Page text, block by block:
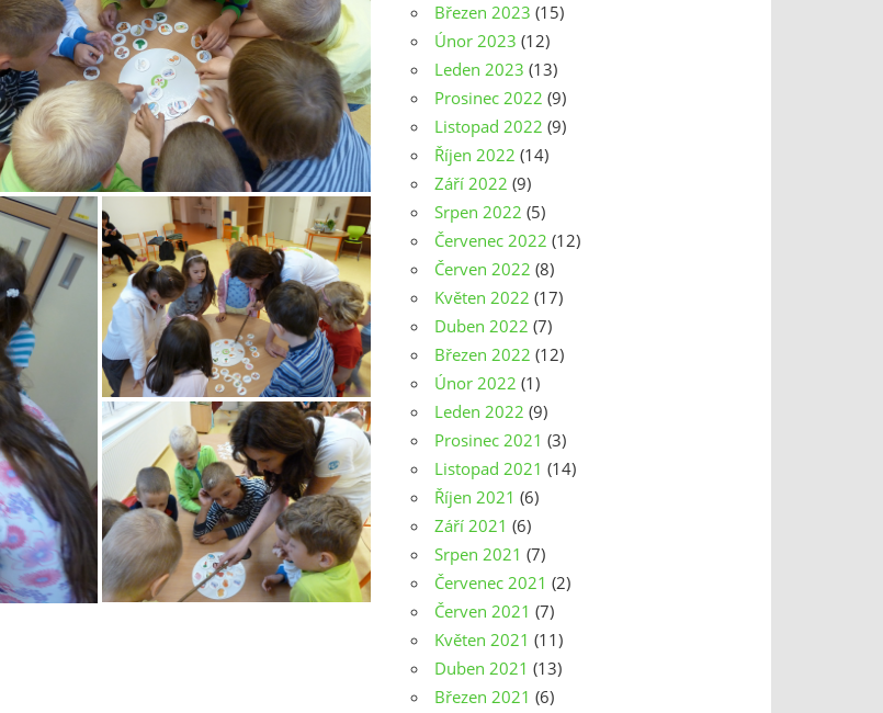
Březen 2023 (15)
Únor 2023 (12)
Leden 2023 (13)
Prosinec 2022 (9)
Listopad 2022 (9)
Říjen 2022 (14)
Září 2022 (9)
Srpen 2022 (5)
Červenec 2022 (12)
Červen 2022 (8)
Květen 2022 (17)
Duben 2022 (7)
Březen 2022 (12)
Únor 2022 (1)
Leden 2022 (9)
Prosinec 2021 (3)
Listopad 2021 (14)
Říjen 2021 (6)
Září 2021 (6)
Srpen 2021 (7)
Červenec 2021 (2)
Červen 2021 (7)
Květen 2021 (11)
Duben 2021 (13)
Březen 2021 (6)